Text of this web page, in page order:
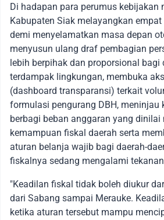
Di hadapan para perumus kebijakan
Kabupaten Siak melayangkan
demi menyelamatkan masa depan
menyusun ulang draf pembagian
lebih berpihak dan proporsional bagi
terdampak lingkungan, membuka
(dashboard transparansi) terkait
formulasi pengurang DBH, meninjau
berbagi beban anggaran yang
kemampuan fiskal daerah serta
aturan belanja wajib bagi daerah-
fiskalnya sedang mengalami
"Keadilan fiskal tidak boleh diukur
dari Sabang sampai Merauke.
ketika aturan tersebut mampu